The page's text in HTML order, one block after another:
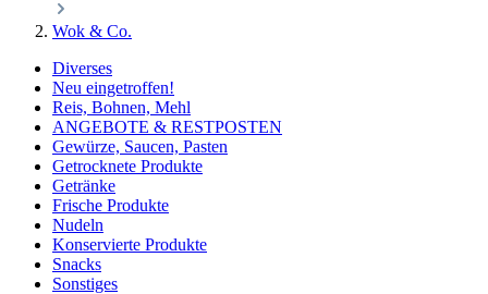
Wok & Co.
Diverses
Neu eingetroffen!
Reis, Bohnen, Mehl
ANGEBOTE & RESTPOSTEN
Gewürze, Saucen, Pasten
Getrocknete Produkte
Getränke
Frische Produkte
Nudeln
Konservierte Produkte
Snacks
Sonstiges